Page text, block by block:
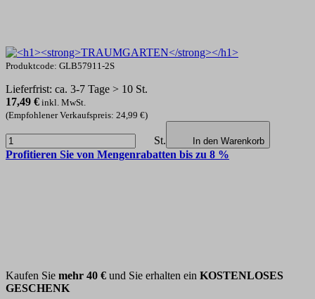
Produktcode: GLB57911-2S
Lieferfrist: ca. 3-7 Tage > 10 St.
17,49 € inkl. MwSt.
(Empfohlener Verkaufspreis: 24,99 €)
St. In den Warenkorb
Profitieren Sie von Mengenrabatten bis zu 8 %
Kaufen Sie mehr 40 € und Sie erhalten ein KOSTENLOSES
GESCHENK